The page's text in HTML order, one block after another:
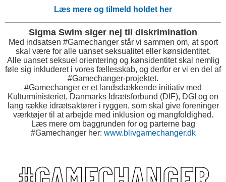
Læs mere og tilmeld holdet her
Sigma Swim siger nej til diskrimination
Med indsatsen #Gamechanger står vi sammen om, at sport
skal være for alle uanset seksualitet eller kønsidentitet.
Alle uanset seksuel orientering og kønsidentitet skal nemlig
føle sig inkluderet i vores fællesskab, og derfor er vi en del af
#Gamechanger-projektet.
#Gamechanger er et landsdækkende initiativ med
Kulturministeriet, Danmarks Idrætsforbund (DIF), DGI og en
lang række idrætsaktører i ryggen, som skal give foreninger
værktøjer til at arbejde med inklusion og mangfoldighed.
Læs mere om baggrunden for og parterne bag
#Gamechanger her: www.blivgamechanger.dk